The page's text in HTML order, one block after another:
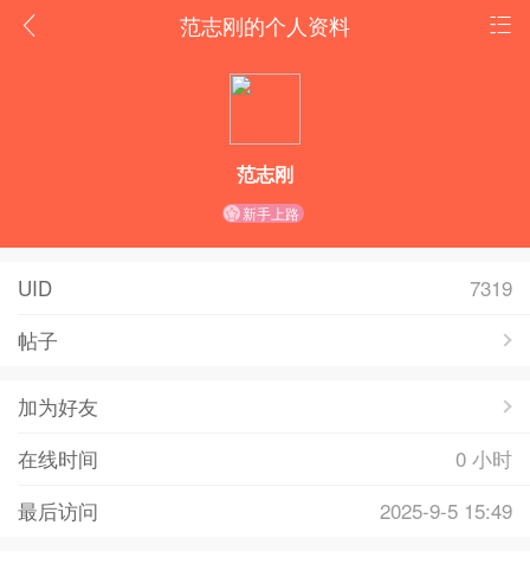
范志刚的个人资料
范志刚
新手上路
UID
7319
帖子
加为好友
在线时间
0 小时
最后访问
2025-9-5 15:49